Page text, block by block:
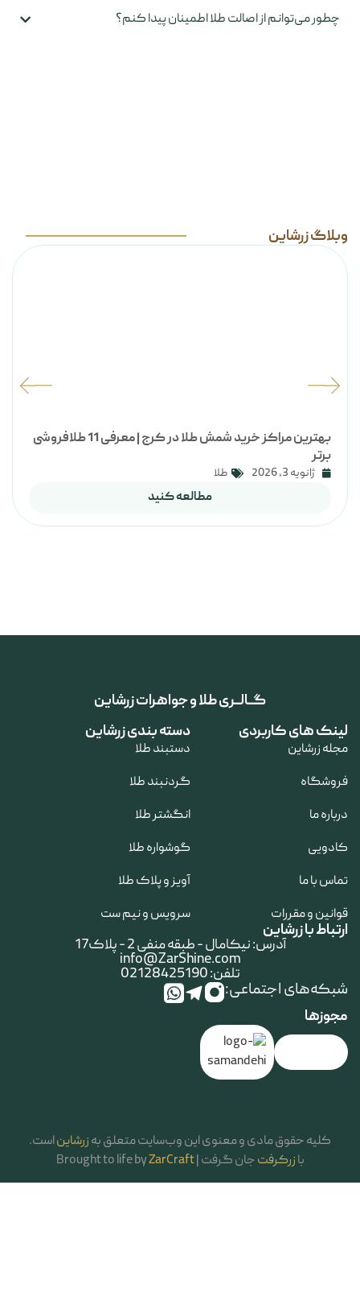
چطور می‌توانم از اصالت طلا اطمینان پیدا کنم؟
وبلاگ زرشاین
بهترین مراکز خرید شمش طلا در کرج | معرفی 11 طلافروشی
برتر
ژانویه 3, 2026 طلا
مطالعه کنید
گــالــری طلا و جواهرات زرشاین
لینک های کاربردی
مجله زرشاین
فروشگاه
درباره ما
کادویی
تماس با ما
قوانین و مقررات
دسته بندی زرشاین
دستبند طلا
گردنبند طلا
انگشتر طلا
گوشواره طلا
آویز و پلاک طلا
سرویس و نیم ست
ارتباط با زرشاین
آدرس: نیکامال - طبقه منفی 2 - پلاک17
info@ZarShine.com
تلفن: 02128425190
شبکه‌های اجتماعی:
مجوزها
کلیه حقوق مادی و معنوی این وب‌سایت متعلق بهزرشایناست.
بازرکرفتجان گرفت | Brought to life byZarCraft